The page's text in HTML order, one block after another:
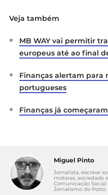
Veja também
MB WAY vai permitir
europeus até ao final
Finanças alertam para
portugueses
Finanças já
Miguel Pinto
Jornalista, escreve
motores, sociedade
Comunicação
Jornalismo do Porto.